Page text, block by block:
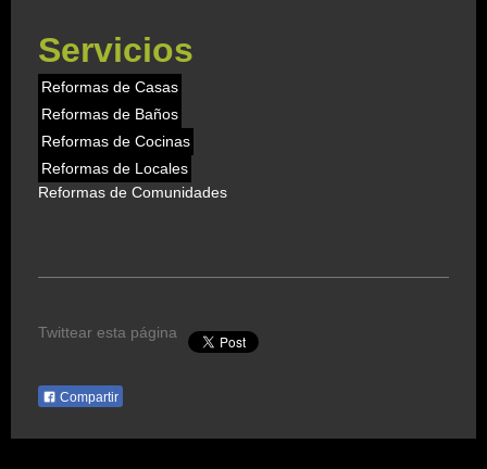
Servicios
Reformas de Casas
Reformas de Baños
Reformas de Cocinas
Reformas de Locales
Reformas de Comunidades
Twittear esta página
Compartir